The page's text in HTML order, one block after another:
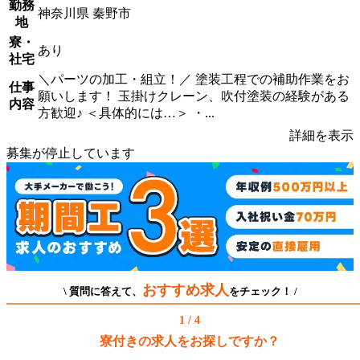
勤務
地
神奈川県 秦野市
寮・
社宅
あり
仕事
内容
＼パーツの加工・組立！／ 塗装工程での補助作業をお
願いします！ 玉掛けクレーン、吹付塗装の経験がある
方歓迎♪ ＜具体的には…＞ ・...
詳細を表示
募集が停止しています
\ 質問に答えて、 おすすめ求人 をチェック！ /
1 / 4
寮付きの求人をお探しですか？